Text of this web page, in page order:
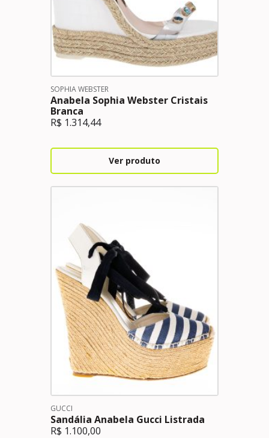
SOPHIA WEBSTER
Anabela Sophia Webster Cristais
Branca
R$ 1.314,44
Ver produto
GUCCI
Sandália Anabela Gucci Listrada
R$ 1.100,00